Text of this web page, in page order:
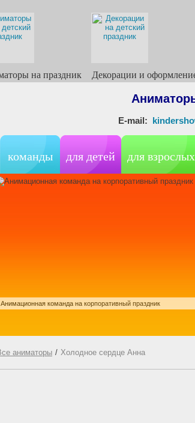
на праздник Декорации и
E-mail:
команды для детей для взрослых
Анимационная команда на корпоративный праздник
Аниматоры на тимбилдинг
аниматоры / Холодное сердце Анна